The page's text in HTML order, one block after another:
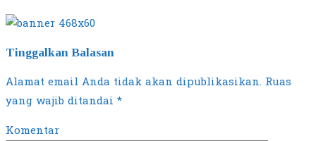
Tinggalkan Balasan
Alamat email Anda tidak akan dipublikasikan. Ruas
yang wajib ditandai *
Komentar